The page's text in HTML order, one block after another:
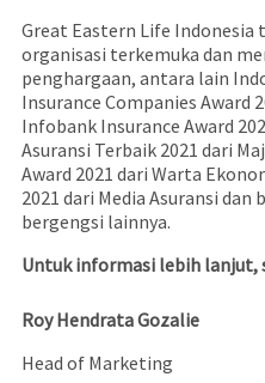
Great Eastern Life Indonesia
organisasi terkemuka dan
penghargaan, antara lain
Insurance Companies Award
Infobank Insurance Award
Asuransi Terbaik 2021 dari
Award 2021 dari Warta
2021 dari Media Asuransi
bergengsi lainnya.
Untuk informasi lebih lanjut,
Roy Hendrata Gozalie
Head of Marketing